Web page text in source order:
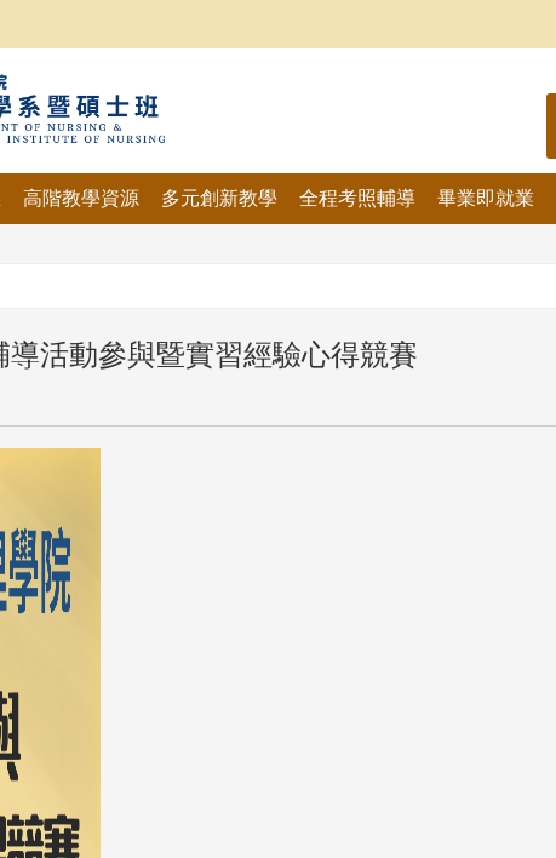
高階教學資源 多元創新教學 全程考照輔導 畢業即就業
活動參與暨實習經驗心得競賽